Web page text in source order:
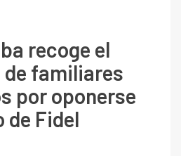
recoge el
familiares
por oponerse
de Fidel